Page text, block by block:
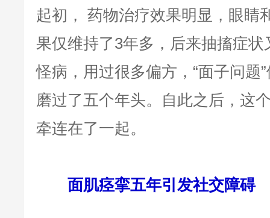
起初， 药物治疗效果明显，眼睛
果仅维持了3年多，后来抽搐症
怪病，用过很多偏方，“面子问题
磨过了五个年头。自此之后，这
牵连在了一起。
面肌痉挛五年引发社交障碍